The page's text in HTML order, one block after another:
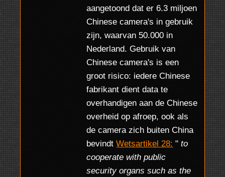
aangetoond dat er 6.3 miljoen
Chinese camera's in gebruik
zijn, waarvan 50.000 in
Nederland. Gebruik van
Chinese camera's is een
groot risico: iedere Chinese
fabrikant dient data te
overhandigen aan de Chinese
overheid op afroep, ook als
de camera zich buiten China
bevindtWetsartikel 28: "to
cooperate with public
security organs such as the